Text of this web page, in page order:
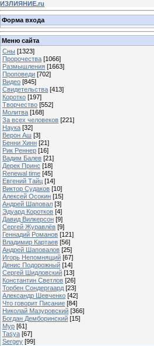
ИЗЛИЯНИЕ.ru
Форма входа
Меню сайта
Сны [1323]
Пророчества [1066]
Размышления [1663]
Проповеди [702]
Видео [845]
Свидетельства [413]
Коротко [197]
Творчество [552]
Молитва [168]
За всех человеков [221]
Наука [32]
Верон Аш [3]
Бенни Хинн [21]
Рик Реннер [16]
Вадим Балев [21]
Дерек Принс [18]
Renewal time [45]
Евгений Тайц [14]
Виктор Судаков [10]
Алексей Осокин [15]
Андрей Шаповал [3]
Эдуард Коротков [4]
Давид Вилкерсон [9]
Сергей Журавлёв [9]
Геннадий Романов [121]
Владимир Картаев [56]
Андрей Шаповалов [25]
Игорь Непомнящий [67]
Денис Подорожный [14]
Сергей Шидловский [13]
Константин Светлов [26]
Торбен Сондергаард [23]
Александр Шевченко [42]
Что говорит Писание [84]
Николай Мазуровский [366]
Богдан Демборинский [15]
Мур [61]
Tasya [67]
Sergey [99]